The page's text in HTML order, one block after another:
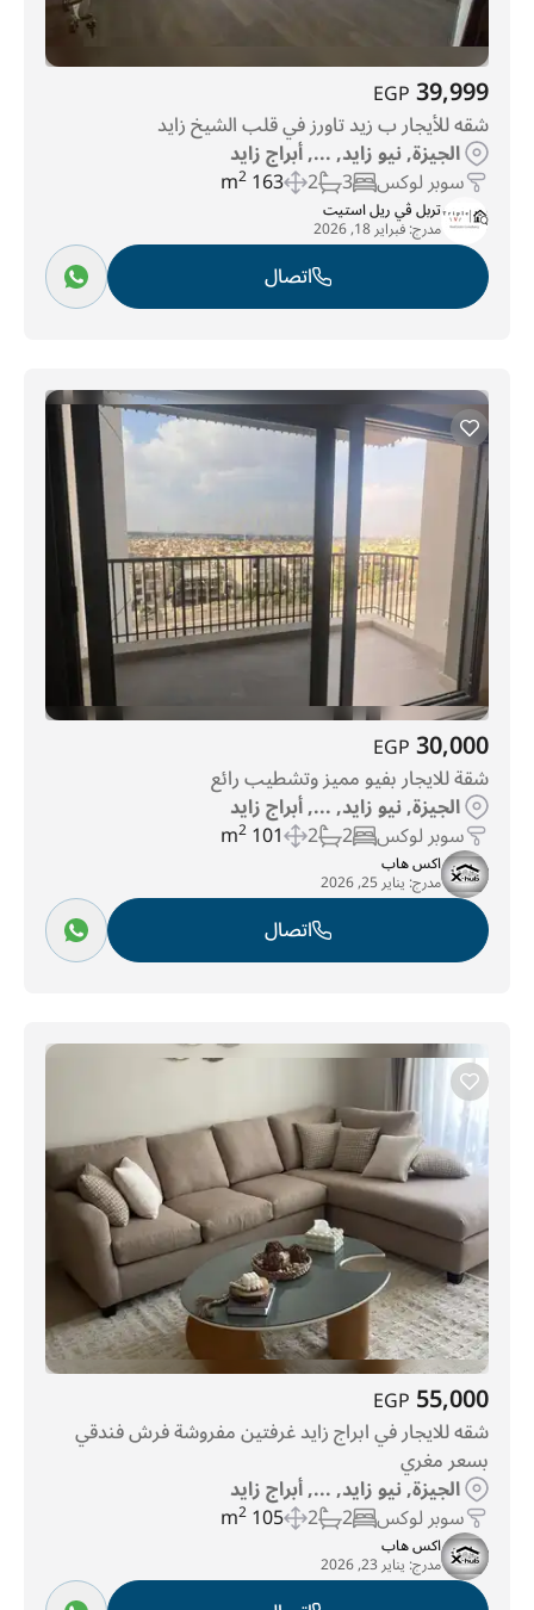
39,999
EGP
شقه للأيجار ب زيد تاورز في قلب الشيخ زايد
الجيزة, نيو زايد, ..., أبراج زايد
سوبر لوكس 3
2
163 m
2
تربل ڤي ريل استيت
مدرج:فبراير 18, 2026
اتصال
30,000
EGP
شقة للايجار بفيو مميز وتشطيب رائع
الجيزة, نيو زايد, ..., أبراج زايد
سوبر لوكس 2
2
101 m
2
اكس هاب
مدرج: يناير 25, 2026
اتصال
55,000
EGP
شقه للايجار في ابراج زايد غرفتين مفروشة فرش فندقي
بسعر مغري
الجيزة, نيو زايد, ..., أبراج زايد
سوبر لوكس 2
2
105 m
2
اكس هاب
مدرج: يناير 23, 2026